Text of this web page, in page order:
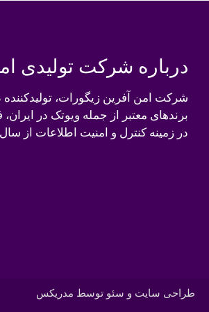
درباره شرکت تولیدی
شرکت امن آفرین زیگورات،
برندهای معتبر از جمله ویوتک در
در زمینه کنترل و امنیت اطلاعات از سال 1382 آغاز کرد.
طراحی سایت و سئو توسط مدریکس